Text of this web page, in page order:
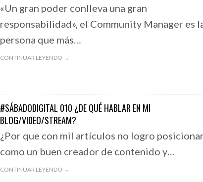
«Un gran poder conlleva una gran
responsabilidad», el Community Manager es
persona que más…
CONTINUAR LEYENDO →
#SÁBADODIGITAL 010 ¿DE QUÉ HABLAR EN MI
BLOG/VIDEO/STREAM?
¿Por que con mil artículos no logro
como un buen creador de contenido y…
CONTINUAR LEYENDO →